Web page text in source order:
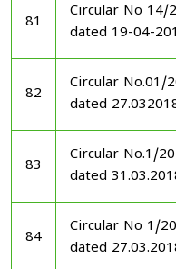
81
Circular No 14/
dated 19-04-
82
Circular No.01/
dated
83
Circular No.1/
dated
84
Circular No 1/
dated